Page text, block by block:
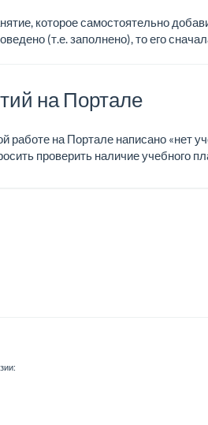
которое самостоятельно
(т.е. заполнено), то его
на Портале
работе на Портале написано «нет
проверить наличие учебного